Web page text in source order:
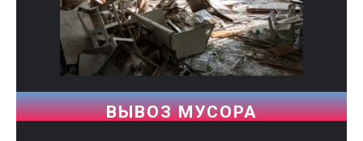
ВЫВОЗ МУСОРА